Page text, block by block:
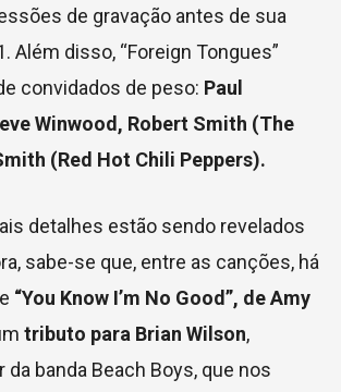
de gravação antes de sua
Além disso, “Foreign Tongues”
convidados de peso: Paul
Winwood, Robert Smith (The
(Red Hot Chili Peppers).
detalhes estão sendo revelados
sabe-se que, entre as canções, há
“You Know I’m No Good”, de Amy
tributo para Brian Wilson,
da banda Beach Boys, que nos